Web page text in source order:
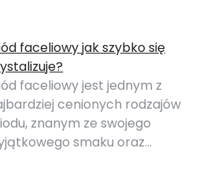
faceliowy jak szybko się
faceliowy jest jednym z
cenionych rodzajów
znanym ze swojego
smaku oraz…